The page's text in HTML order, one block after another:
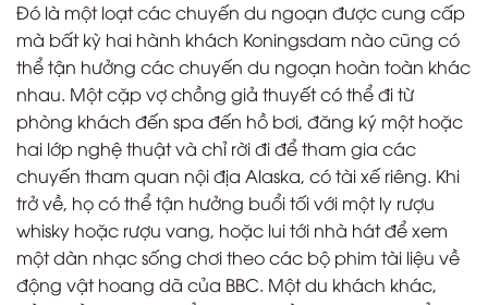
Đó là một loạt các chuyến du ngoạn được cung cấp
mà bất kỳ hai hành khách Koningsdam nào cũng có
thể tận hưởng các chuyến du ngoạn hoàn toàn khác
nhau. Một cặp vợ chồng giả thuyết có thể đi từ
phòng khách đến spa đến hồ bơi, đăng ký một hoặc
hai lớp nghệ thuật và chỉ rời đi để tham gia các
chuyến tham quan nội địa Alaska, có tài xế riêng. Khi
trở về, họ có thể tận hưởng buổi tối với một ly rượu
whisky hoặc rượu vang, hoặc lui tới nhà hát để xem
một dàn nhạc sống chơi theo các bộ phim tài liệu về
động vật hoang dã của BBC. Một du khách khác,